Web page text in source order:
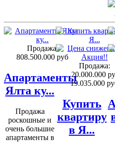
Продажа:
808.500.000 руб
Апартаменты
Ялта ку...
Продажа
роскошные и
очень большие
апартаменты в
Продажа:
20.000.000
19.035.000
Купить
квартиру
в Я...